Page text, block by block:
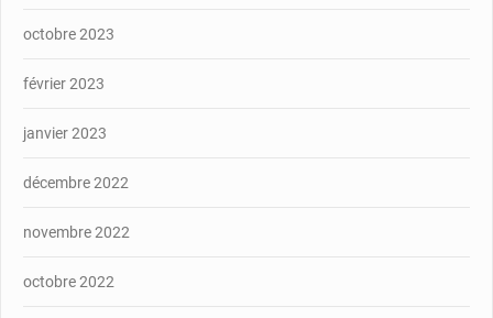
octobre 2023
février 2023
janvier 2023
décembre 2022
novembre 2022
octobre 2022